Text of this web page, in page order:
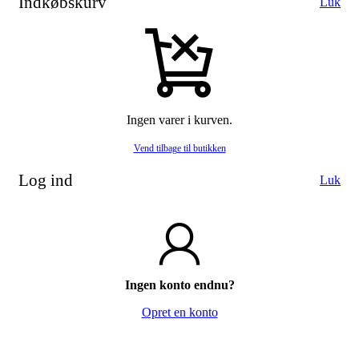
Ingen varer i kurven.
Vend tilbage til butikken
Log ind Luk
Ingen konto endnu?
Opret en konto